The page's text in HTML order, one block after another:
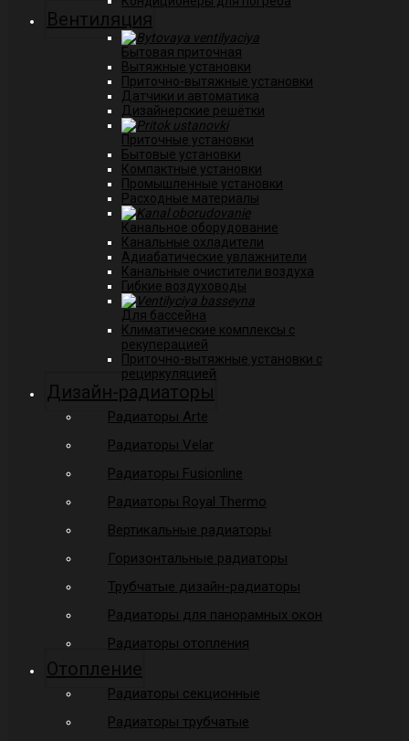
Вентиляция
Бытовая приточная
Вытяжные установки
Приточно-вытяжные установки
Датчики и автоматика
Дизайнерские решётки
Приточные установки
Бытовые установки
Компактные установки
Промышленные установки
Расходные материалы
Канальное оборудование
Канальные охладители
Адиабатические увлажнители
Канальные очистители воздуха
Гибкие воздуховоды
Для бассейна
Климатические комплексы с
рекуперацией
Приточно-вытяжные установки с
рециркуляцией
Дизайн-радиаторы
Радиаторы Arte
Радиаторы Velar
Радиаторы Fusionline
Радиаторы Royal Thermo
Вертикальные радиаторы
Горизонтальные радиаторы
Трубчатые дизайн-радиаторы
Радиаторы для панорамных окон
Радиаторы отопления
Отопление
Радиаторы секционные
Радиаторы трубчатые